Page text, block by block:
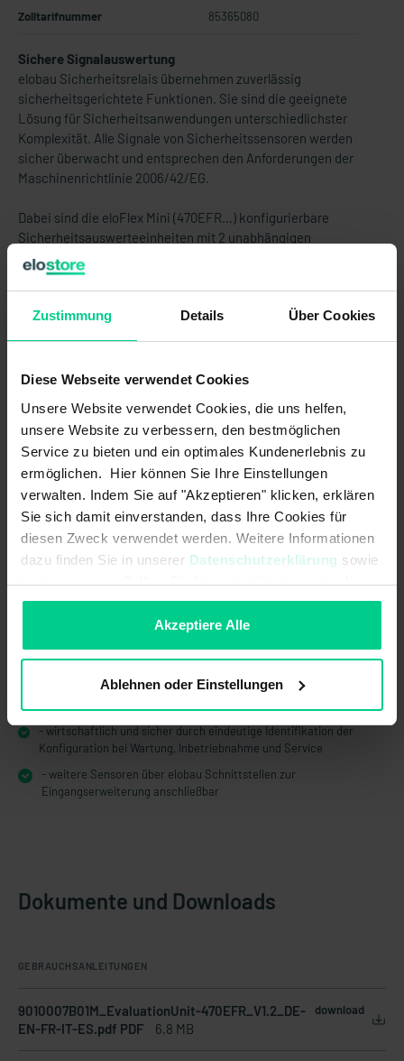
Zustimmung Details Über Cookies
Diese Webseite verwendet Cookies
Unsere Website verwendet Cookies, die uns helfen,
unsere Website zu verbessern, den bestmöglichen
Service zu bieten und ein optimales Kundenerlebnis zu
ermöglichen. Hier können Sie Ihre Einstellungen
verwalten. Indem Sie auf "Akzeptieren" klicken, erklären
Sie sich damit einverstanden, dass Ihre Cookies für
diesen Zweck verwendet werden. Weitere Informationen
dazu finden Sie in unserer Datenschutzerklärung sowie
imImpressum. Sollten Sie hiermit nicht einverstanden
sein, können Sie die Verwendung von Cookies hier
Akzeptiere Alle
Ablehnen oder Einstellungen
Zolltarifnummer 85365080
Sichere Signalauswertung
elobau Sicherheitsrelais übernehmen zuverlässig
sicherheitsgerichtete Funktionen. Sie sind die geeignete
Lösung für Sicherheitsanwendungen unterschiedlichster
Komplexität. Alle Signale von Sicherheitssensoren werden
sicher überwacht und entsprechen den Anforderungen der
Maschinenrichtlinie 2006/42/EG.
Dabei sind die eloFlex Mini (470EFR…) konfigurierbare
Sicherheitsauswerteeinheiten mit 2 unabhängigen
Sicherheitseingängen (2-kanalig) und bis zu 2
Sicherheitsausgängen sowie 1 Kontrollausgang.
Die internen Logikverknüpfungen sind bereits
vorkonfiguriert.
ACHTUNG:Dieses Produkt wird OHNE Standardklemmen
878598VPE4).
Produktmerkmale
- Realisierung von bis zu 2 Sicherheitsfunktionen in einer
Gerätevariante (je nach Variante unterschiedlich)
- bedarfsgerechte Anzahl der Sicherheitsausgänge (Relais)
entsprechend der Anforderung, ermöglicht eine wirtschaftliche
spart Kosten
- manipulationssicher aufgrund definierter und validierter
- wirtschaftlich und sicher durch eindeutige Identifikation der
Konfiguration bei Wartung, Inbetriebnahme und Service
- weitere Sensoren über elobau Schnittstellen zur
Eingangserweiterung anschließbar
Dokumente und Downloads
GEBRAUCHSANLEITUNGEN
9010007B01M_EvaluationUnit-470EFR_V1.2_DE-
EN-FR-IT-ES.pdf PDF
6.8 MB
download